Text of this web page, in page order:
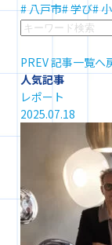
# 八戸市# 学び#
PREV記事一覧へ
人気記事
レポート
2025.07.18